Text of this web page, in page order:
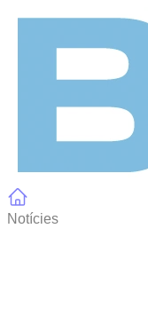
Notícies